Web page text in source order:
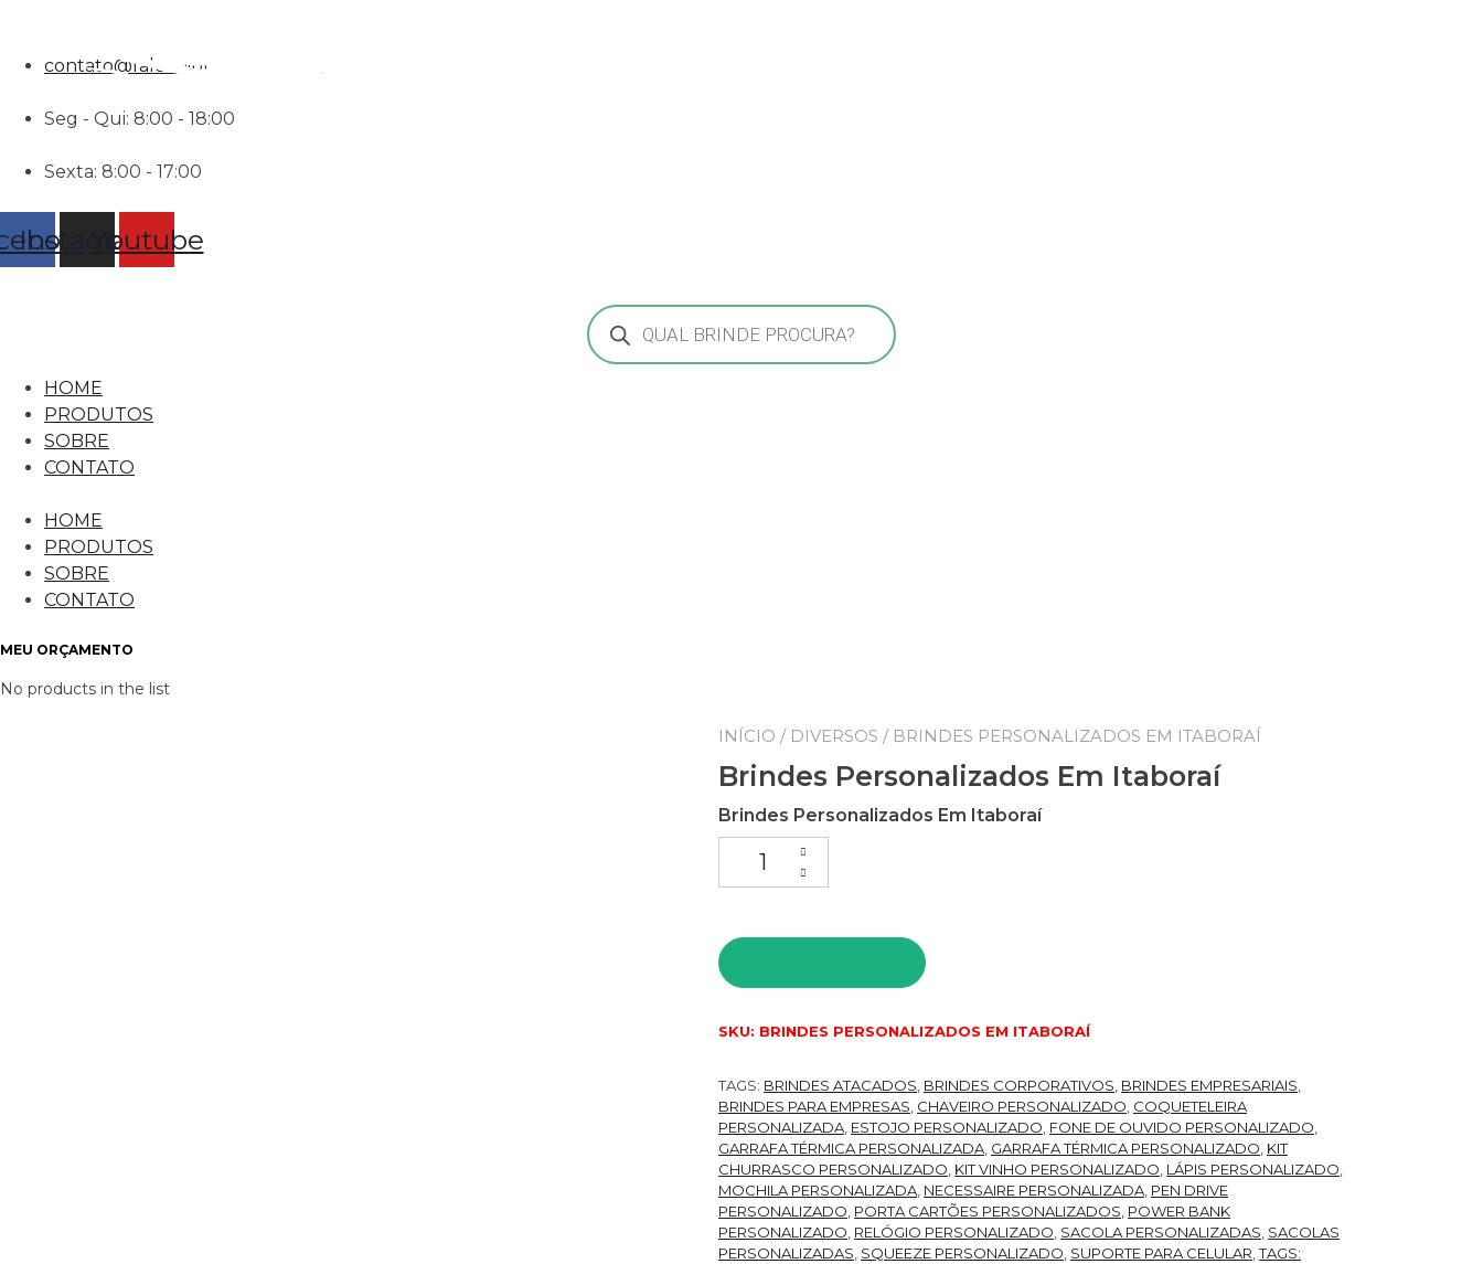
contato@falconibrindes.com.br
Seg - Qui: 8:00 - 18:00
Sexta: 8:00 - 17:00
InstagramYoutube
Pesquisar
produtos
HOME
PRODUTOS
SOBRE
CONTATO
HOME
PRODUTOS
SOBRE
CONTATO
MEU ORÇAMENTO
No products in the list
INÍCIO / DIVERSOS / BRINDES PERSONALIZADOS EM ITABORAÍ
Brindes Personalizados Em Itaboraí
Brindes Personalizados Em Itaboraí
Brindes Personalizados Em Itaboraí quantidade
SKU: BRINDES PERSONALIZADOS EM ITABORAÍ
TAGS: BRINDES ATACADOS BRINDES CORPORATIVOS BRINDES EMPRESARIAIS
BRINDES PARA EMPRESAS CHAVEIRO PERSONALIZADO COQUETELEIRA
PERSONALIZADA ESTOJO PERSONALIZADO FONE DE OUVIDO PERSONALIZADO
GARRAFA TÉRMICA PERSONALIZADA GARRAFA TÉRMICA PERSONALIZADO KIT
CHURRASCO PERSONALIZADO KIT VINHO PERSONALIZADO LÁPIS PERSONALIZADO
MOCHILA PERSONALIZADA NECESSAIRE PERSONALIZADA PEN DRIVE
PERSONALIZADO PORTA CARTÕES PERSONALIZADOS POWER BANK
PERSONALIZADO RELÓGIO PERSONALIZADO SACOLA PERSONALIZADAS SACOLAS
PERSONALIZADAS SQUEEZE PERSONALIZADO SUPORTE PARA CELULAR ,TAGS: